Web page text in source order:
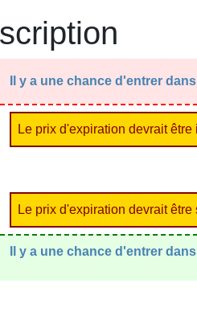
Il y a une chance d'entrer
Le prix d'expiration devrait
Le prix d'expiration devrait
Il y a une chance d'entrer